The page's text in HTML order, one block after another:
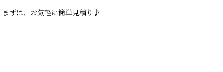
まずは、お気軽に簡単見積り♪